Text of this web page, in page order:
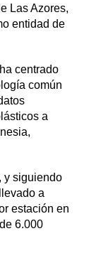
Las Azores,
entidad de
centrado
común
a
y siguiendo
a
estación en
6.000